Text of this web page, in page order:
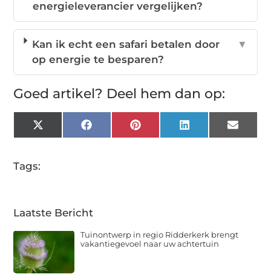
energieleverancier vergelijken?
Kan ik echt een safari betalen door
op energie te besparen?
▼
Goed artikel? Deel hem dan op:
X
(Twitter)
FacebookPinterestLinkedInEmail
Tags:
Laatste Bericht
Tuinontwerp in regio Ridderkerk brengt
vakantiegevoel naar uw achtertuin